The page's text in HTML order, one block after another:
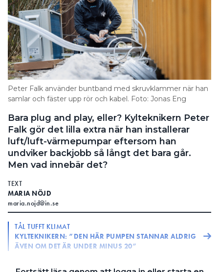
Läs E-tidningen
Om tidningen
Kontakt
Information om GDPR
Search for:
SEARCH
Peter Falk använder buntband med skruvklammer när han
samlar och fäster upp rör och kabel. Foto: Jonas Eng
Bara plug and play, eller? Kylteknikern Peter
Falk gör det lilla extra när han installerar
luft/luft-värmepumpar eftersom han
undviker backjobb så långt det bara går.
Men vad innebär det?
TEXT
MARIA NÖJD
maria.nojd@in.se
TÅL TUFFT KLIMAT
KYLTEKNIKERN: ”DEN HÄR PUMPEN STANNAR ALDRIG
ÄVEN OM DET ÄR UNDER MINUS 20”